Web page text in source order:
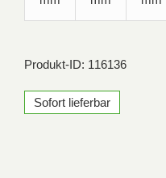
Produkt-ID: 116136
Sofort lieferbar